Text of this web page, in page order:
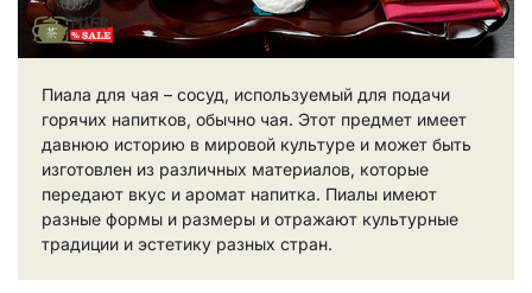
Пиала для чая – сосуд, используемый для подачи
горячих напитков, обычно чая. Этот предмет имеет
давнюю историю в мировой культуре и может быть
изготовлен из различных материалов, которые
передают вкус и аромат напитка. Пиалы имеют
разные формы и размеры и отражают культурные
традиции и эстетику разных стран.